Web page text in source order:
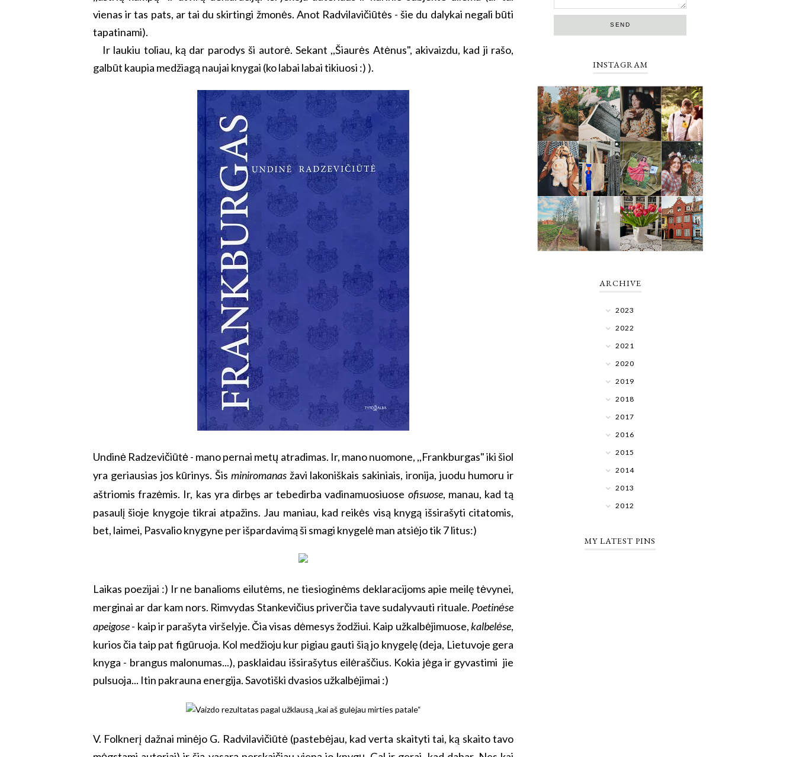
vienas ir tas pats, ar tai du skirtingi žmonės. Anot Radvilavičiūtės - šie du dalykai negali būti
tapatinami).
Ir laukiu toliau, ką dar parodys ši autorė. Sekant ,,Šiaurės Atėnus", akivaizdu, kad ji rašo,
galbūt kaupia medžiagą naujai knygai (ko labai labai tikiuosi :) ).
Undinė Radzevičiūtė - mano pernai metų atradimas. Ir, mano nuomone, ,,Frankburgas" iki šiol
yra geriausias jos kūrinys. Šis miniromanasžavi lakoniškais sakiniais, ironija, juodu humoru ir
aštriomis frazėmis. Ir, kas yra dirbęs ar tebedirba vadinamuosiuose ofisuose, manau, kad tą
pasaulį šioje knygoje tikrai atpažins. Jau maniau, kad reikės visą knygą išsirašyti citatomis,
bet, laimei, Pasvalio knygyne per išpardavimą ši smagi knygelė man atsiėjo tik 7 litus:)
Laikas poezijai :) Ir ne banalioms eilutėms, ne tiesioginėms deklaracijoms apie meilę tėvynei,
merginai ar dar kam nors. Rimvydas Stankevičius priverčia tave sudalyvauti rituale. Poetinėse
apeigose- kaip ir parašyta viršelyje. Čia visas dėmesys žodžiui. Kaip užkalbėjimuose,kalbelėse,
kurios čia taip pat figūruoja. Kol medžioju kur pigiau gauti šią jo knygelę (deja, Lietuvoje gera
knyga - brangus malonumas...), pasklaidau išsirašytus eilėraščius. Kokia jėga ir gyvastimi jie
pulsuoja... Itin pakrauna energija. Savotiški dvasios užkalbėjimai :)
V. Folknerį dažnai minėjo G. Radvilavičiūtė (pastebėjau, kad verta skaityti tai, ką skaito tavo
INSTAGRAM
ARCHIVE
2023
2022
2021
2020
2019
2018
2017
2016
2015
2014
2013
2012
MY LATEST PINS